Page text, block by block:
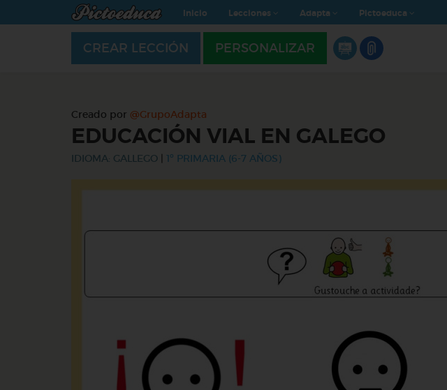
Inicio Lecciones Adapta Pictoeduca
CREAR LECCIÓN PERSONALIZAR
Creado por @GrupoAdapta
EDUCACIÓN VIAL EN GALEGO
IDIOMA: GALLEGO 1º PRIMARIA (6-7 AÑOS)